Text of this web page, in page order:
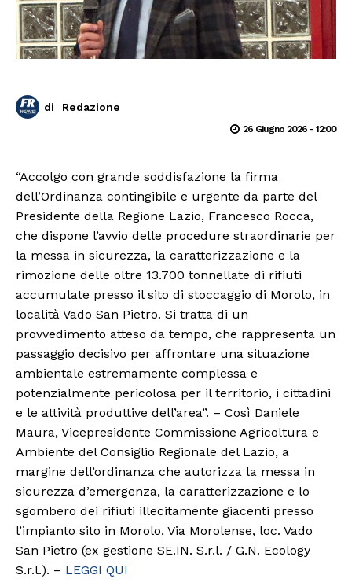
di Redazione
26 Giugno 2026 - 12:00
“Accolgo con grande soddisfazione la firma
dell’Ordinanza contingibile e urgente da parte del
Presidente della Regione Lazio, Francesco Rocca,
che dispone l’avvio delle procedure straordinarie per
la messa in sicurezza, la caratterizzazione e la
rimozione delle oltre 13.700 tonnellate di rifiuti
accumulate presso il sito di stoccaggio di Morolo, in
località Vado San Pietro. Si tratta di un
provvedimento atteso da tempo, che rappresenta un
passaggio decisivo per affrontare una situazione
ambientale estremamente complessa e
potenzialmente pericolosa per il territorio, i cittadini
e le attività produttive dell’area”. – Così Daniele
Maura, Vicepresidente Commissione Agricoltura e
Ambiente del Consiglio Regionale del Lazio, a
margine dell’ordinanza che autorizza la messa in
sicurezza d’emergenza, la caratterizzazione e lo
sgombero dei rifiuti illecitamente giacenti presso
l’impianto sito in Morolo, Via Morolense, loc. Vado
San Pietro (ex gestione SE.IN. S.r.l. / G.N. Ecology
S.r.l.). – LEGGI QUI